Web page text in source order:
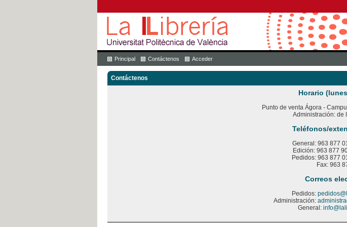
Principal Contáctenos Acceder
Contáctenos
Horario
Punto de venta Ágora -
Administración: de
Teléfonos/
General: 963 877
Edición: 963 877
Pedidos: 963 877
Fax: 963
Correos
Pedidos:
Administración:
General: